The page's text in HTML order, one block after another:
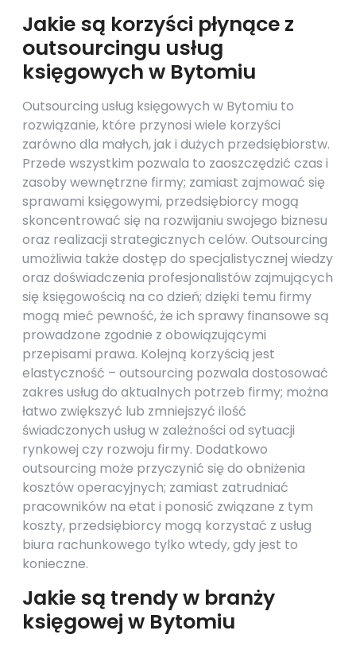
Jakie są korzyści płynące z
outsourcingu usług
księgowych w Bytomiu
Outsourcing usług księgowych w Bytomiu to
rozwiązanie, które przynosi wiele korzyści
zarówno dla małych, jak i dużych przedsiębiorstw.
Przede wszystkim pozwala to zaoszczędzić czas i
zasoby wewnętrzne firmy; zamiast zajmować się
sprawami księgowymi, przedsiębiorcy mogą
skoncentrować się na rozwijaniu swojego biznesu
oraz realizacji strategicznych celów. Outsourcing
umożliwia także dostęp do specjalistycznej wiedzy
oraz doświadczenia profesjonalistów zajmujących
się księgowością na co dzień; dzięki temu firmy
mogą mieć pewność, że ich sprawy finansowe są
prowadzone zgodnie z obowiązującymi
przepisami prawa. Kolejną korzyścią jest
elastyczność – outsourcing pozwala dostosować
zakres usług do aktualnych potrzeb firmy; można
łatwo zwiększyć lub zmniejszyć ilość
świadczonych usług w zależności od sytuacji
rynkowej czy rozwoju firmy. Dodatkowo
outsourcing może przyczynić się do obniżenia
kosztów operacyjnych; zamiast zatrudniać
pracowników na etat i ponosić związane z tym
koszty, przedsiębiorcy mogą korzystać z usług
biura rachunkowego tylko wtedy, gdy jest to
konieczne.
Jakie są trendy w branży
księgowej w Bytomiu